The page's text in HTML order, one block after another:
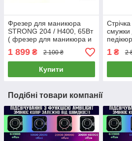
Фрезер для маникюра
STRONG 204 / H400, 65Вт
( фрезер для маникюра и
педикюра Стронг )
1 899 ₴ 2 100 ₴
Купити
смужки
1₴ 2
Подібні товари компанії